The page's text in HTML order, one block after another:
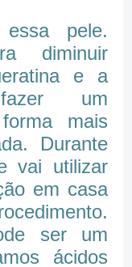
essa pele.
diminuir
e a
um
mais
Durante
vai utilizar
em casa
ser um
ácidos